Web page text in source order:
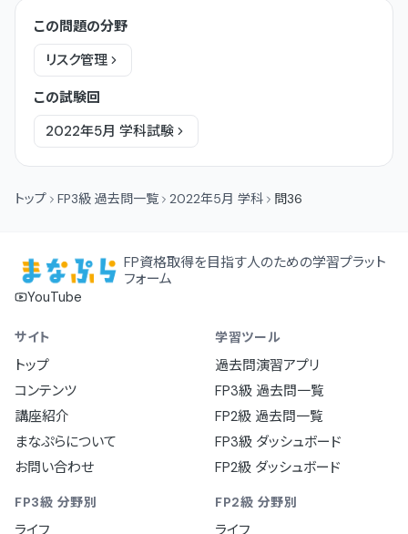
この問題の分野
リスク管理
この試験回
2022年5月 学科試験
トップ FP3級 過去問一覧 2022年5月 学科 問36
FP資格取得を目指す人のための学習プラット
フォーム
YouTube
サイト
トップ
コンテンツ
講座紹介
まなぷらについて
お問い合わせ
学習ツール
過去問演習アプリ
FP3級 過去問一覧
FP2級 過去問一覧
FP3級 ダッシュボード
FP2級 ダッシュボード
FP3級 分野別
ライフ
FP2級 分野別
ライフ